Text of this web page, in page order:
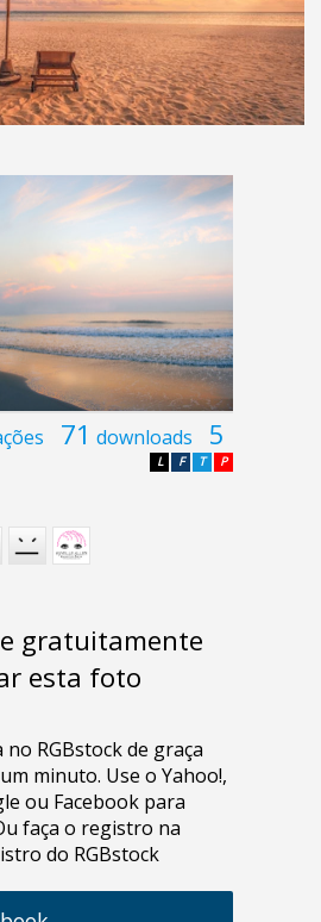
71 downloads 5
P
T
F
L
gratuitamente
esta foto